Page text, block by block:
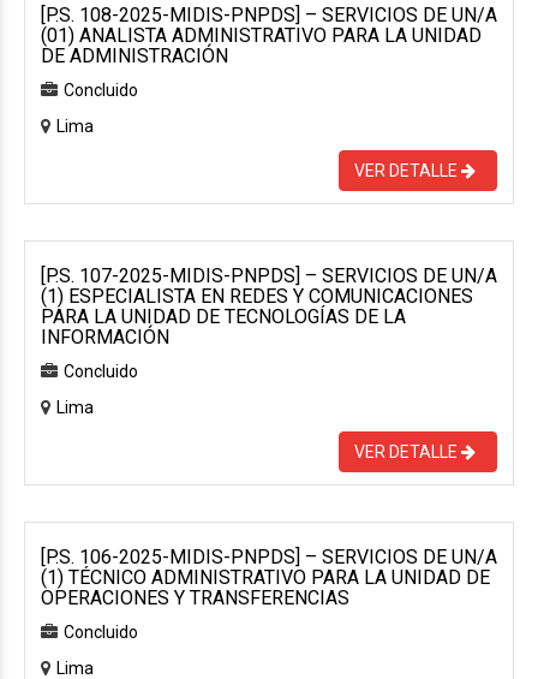
[P.S. 108-2025-MIDIS-PNPDS] – SERVICIOS DE UN/A
(01) ANALISTA ADMINISTRATIVO PARA LA UNIDAD
DE ADMINISTRACIÓN
Concluido
Lima
VER DETALLE
[P.S. 107-2025-MIDIS-PNPDS] – SERVICIOS DE UN/A
(1) ESPECIALISTA EN REDES Y COMUNICACIONES
PARA LA UNIDAD DE TECNOLOGÍAS DE LA
INFORMACIÓN
Concluido
Lima
VER DETALLE
[P.S. 106-2025-MIDIS-PNPDS] – SERVICIOS DE UN/A
(1) TÉCNICO ADMINISTRATIVO PARA LA UNIDAD DE
OPERACIONES Y TRANSFERENCIAS
Concluido
Lima